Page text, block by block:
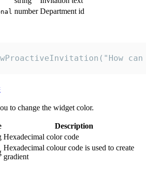
number Department id
to change the widget color.
Description
Hexadecimal color code
Hexadecimal colour code is used to create
gradient